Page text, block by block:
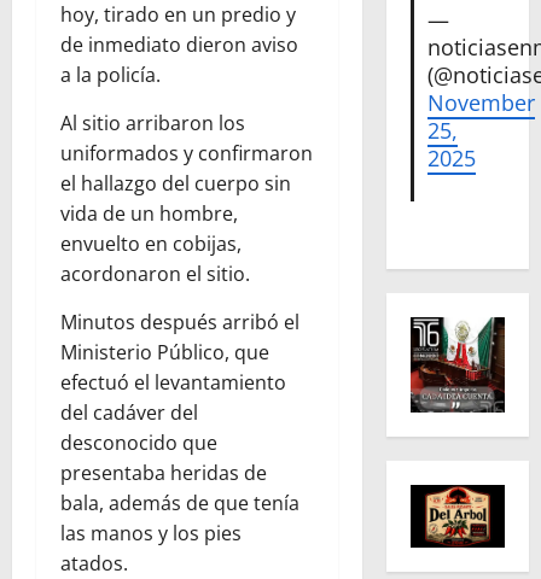
hoy, tirado en un predio y
de inmediato dieron aviso
a la policía.
Al sitio arribaron los
uniformados y confirmaron
el hallazgo del cuerpo sin
vida de un hombre,
envuelto en cobijas,
acordonaron el sitio.
Minutos después arribó el
Ministerio Público, que
efectuó el levantamiento
del cadáver del
desconocido que
presentaba heridas de
bala, además de que tenía
las manos y los pies
atados.
—
November
25,
2025